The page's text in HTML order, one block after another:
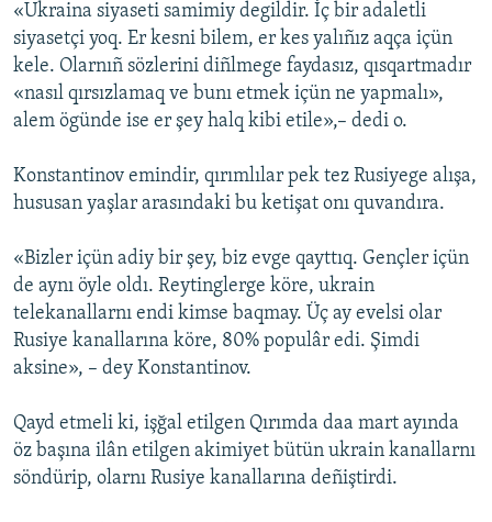
«Ukraina siyaseti samimiy degildir. İç bir adaletli
siyasetçi yoq. Er kesni bilem, er kes yalıñız aqça içün
kele. Olarnıñ sözlerini diñlmege faydasız, qısqartmadır
«nasıl qırsızlamaq ve bunı etmek içün ne yapmalı»,
alem ögünde ise er şey halq kibi etile»,– dedi o.
Konstantinov emindir, qırımlılar pek tez Rusiyege alışa,
hususan yaşlar arasındaki bu ketişat onı quvandıra.
«Bizler içün adiy bir şey, biz evge qayttıq. Gençler içün
de aynı öyle oldı. Reytinglerge köre, ukrain
telekanallarnı endi kimse baqmay. Üç ay evelsi olar
Rusiye kanallarına köre, 80% populâr edi. Şimdi
aksine», – dey Konstantinov.
Qayd etmeli ki, işğal etilgen Qırımda daa mart ayında
öz başına ilân etilgen akimiyet bütün ukrain kanallarnı
söndürip, olarnı Rusiye kanallarına deñiştirdi.